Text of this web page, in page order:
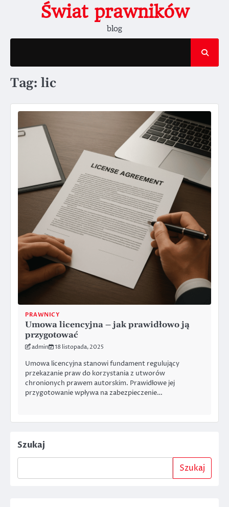
Świat prawników
blog
Tag: lic
PRAWNICY
Umowa licencyjna – jak prawidłowo ją
przygotować
admin 18 listopada, 2025
Umowa licencyjna stanowi fundament regulujący
przekazanie praw do korzystania z utworów
chronionych prawem autorskim. Prawidłowe jej
przygotowanie wpływa na zabezpieczenie…
Szukaj
Szukaj